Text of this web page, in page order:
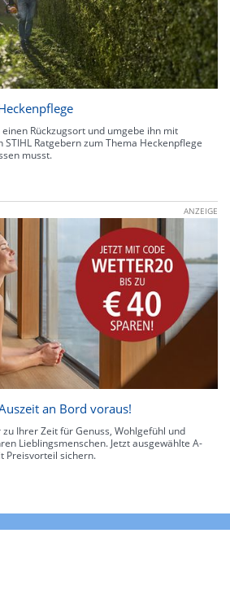
Rückzugsort und umgebe ihn mit
Ratgebern zum Thema Heckenpflege
musst.
ANZEIGE
an Bord voraus!
Ihrer Zeit für Genuss, Wohlgefühl und
Lieblingsmenschen. Jetzt ausgewählte A-
Preisvorteil sichern.